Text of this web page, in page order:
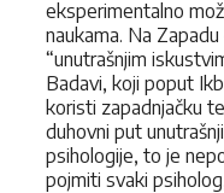
eksperimentalno
naukama. Na
“unutrašnjim
Badavi, koji poput
koristi zapadnjačku
duhovni put
psihologije, to je
pojmiti svaki